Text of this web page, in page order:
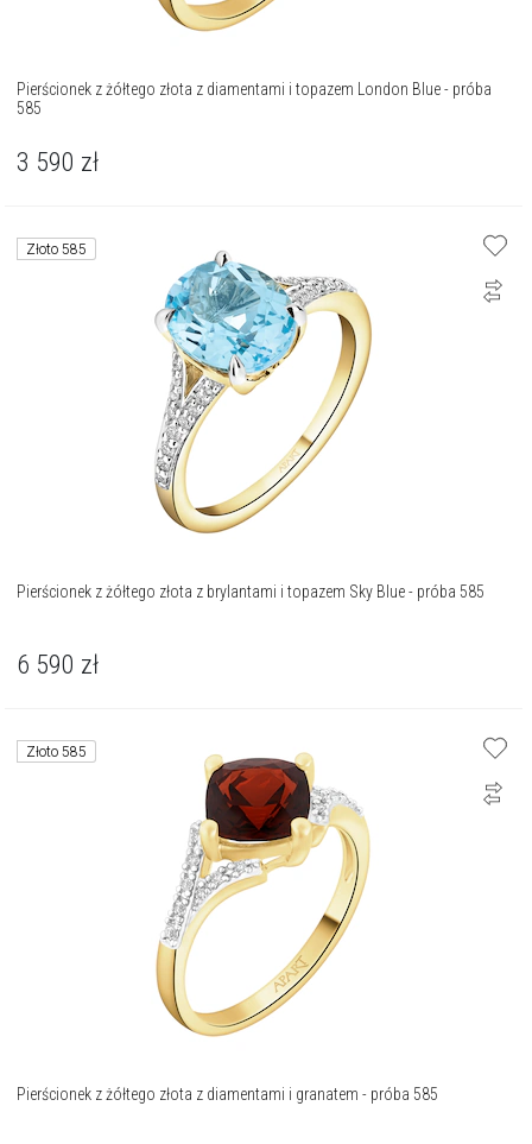
Pierścionek z żółtego złota z diamentami i topazem London Blue - próba
585
3 590 zł
Złoto 585
Pierścionek z żółtego złota z brylantami i topazem Sky Blue - próba 585
6 590 zł
Złoto 585
Pierścionek z żółtego złota z diamentami i granatem - próba 585